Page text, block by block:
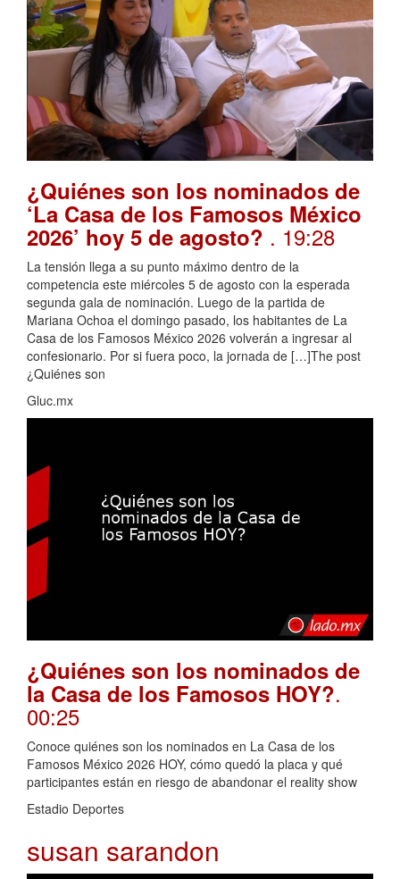
¿Quiénes son los nominados de
‘La Casa de los Famosos México
2026’ hoy 5 de agosto? . 19:28
La tensión llega a su punto máximo dentro de la
competencia este miércoles 5 de agosto con la esperada
segunda gala de nominación. Luego de la partida de
Mariana Ochoa el domingo pasado, los habitantes de La
Casa de los Famosos México 2026 volverán a ingresar al
confesionario. Por si fuera poco, la jornada de […]The post
¿Quiénes son
Gluc.mx
¿Quiénes son los nominados de
la Casa de los Famosos HOY?.
00:25
Conoce quiénes son los nominados en La Casa de los
Famosos México 2026 HOY, cómo quedó la placa y qué
participantes están en riesgo de abandonar el reality show
Estadio Deportes
susan sarandon